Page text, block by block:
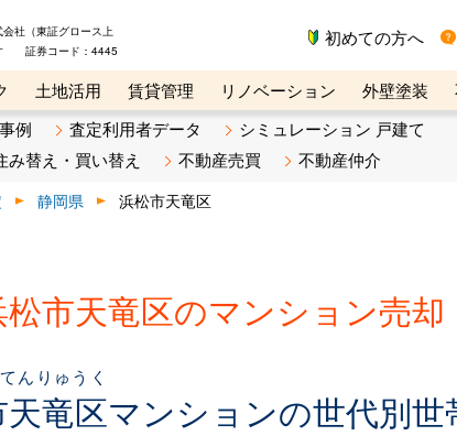
社（東証グロース上
証券コード：4445
初めての方へ
土地活用 賃貸管理 リノベーション 外壁塗装
講座 リビンマガジンBiz 不動産売却ご相談デスク
例 査定利用者データ
シミュレーション 戸建て
み替え・買い替え 不動産売買 不動産仲介
静岡県 浜松市天竜区
市天竜区のマンション売却
竜区
んりゅうく
マンションの世代別世